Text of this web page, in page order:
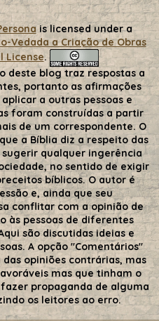
is licensed under a
Vedada a Criação de Obras
License.
deste blog traz respostas a
portanto as afirmações
a outras pessoas e
foram construídas a partir
de um correspondente. O
a Bíblia diz a respeito das
qualquer ingerência
no sentido de exigir
bíblicos. O autor é
e, ainda que seu
conflitar com a opinião de
às pessoas de diferentes
são discutidas ideias e
A opção "Comentários"
opiniões contrárias, mas
mas que tinham o
propaganda de alguma
os leitores ao erro.